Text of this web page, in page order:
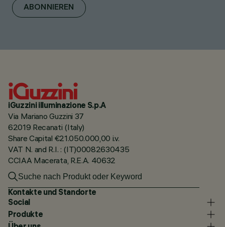
ABONNIEREN
iGuzzini illuminazione S.p.A
Via Mariano Guzzini 37
62019 Recanati (Italy)
Share Capital €21.050.000,00 i.v.
VAT N. and R.I. : (IT)00082630435
CCIAA Macerata, R.E.A. 40632
Kontakte und Standorte
Social
Produkte